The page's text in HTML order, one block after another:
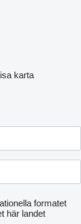
karta
formatet
här landet